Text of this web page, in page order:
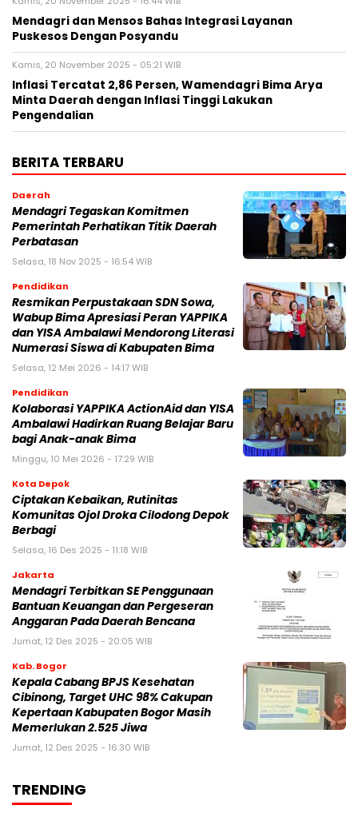
Mendagri dan Mensos Bahas Integrasi Layanan
Puskesos Dengan Posyandu
Kamis, 20 November 2025 - 05:21 WIB
Inflasi Tercatat 2,86 Persen, Wamendagri Bima Arya
Minta Daerah dengan Inflasi Tinggi Lakukan
Pengendalian
BERITA TERBARU
Daerah
Mendagri Tegaskan Komitmen
Pemerintah Perhatikan Titik Daerah
Perbatasan
Selasa, 18 Nov 2025 - 16:54 WIB
Pendidikan
Resmikan Perpustakaan SDN Sowa,
Wabup Bima Apresiasi Peran YAPPIKA
dan YISA Ambalawi Mendorong Literasi
Numerasi Siswa di Kabupaten Bima
Selasa, 12 Mei 2026 - 14:17 WIB
Pendidikan
Kolaborasi YAPPIKA ActionAid dan YISA
Ambalawi Hadirkan Ruang Belajar Baru
bagi Anak-anak Bima
Minggu, 10 Mei 2026 - 17:29 WIB
Kota Depok
Ciptakan Kebaikan, Rutinitas
Komunitas Ojol Droka Cilodong Depok
Berbagi
Selasa, 16 Des 2025 - 11:18 WIB
Jakarta
Mendagri Terbitkan SE Penggunaan
Bantuan Keuangan dan Pergeseran
Anggaran Pada Daerah Bencana
Jumat, 12 Des 2025 - 20:05 WIB
Kab. Bogor
Kepala Cabang BPJS Kesehatan
Cibinong, Target UHC 98% Cakupan
Kepertaan Kabupaten Bogor Masih
Memerlukan 2.525 Jiwa
Jumat, 12 Des 2025 - 16:30 WIB
TRENDING